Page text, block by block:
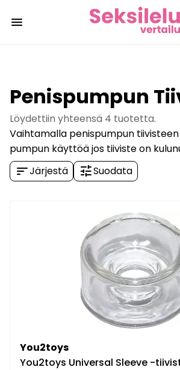
menu
Penispumpun
Löydettiin yhteensä 4 tuotetta.
Vaihtamalla penispumpun
pumpun käyttöä jos tiiviste on
sortJärjestä tuneSuodata
You2toys
You2toys Universal Sleeve -